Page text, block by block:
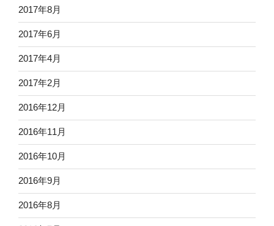
2017年8月
2017年6月
2017年4月
2017年2月
2016年12月
2016年11月
2016年10月
2016年9月
2016年8月